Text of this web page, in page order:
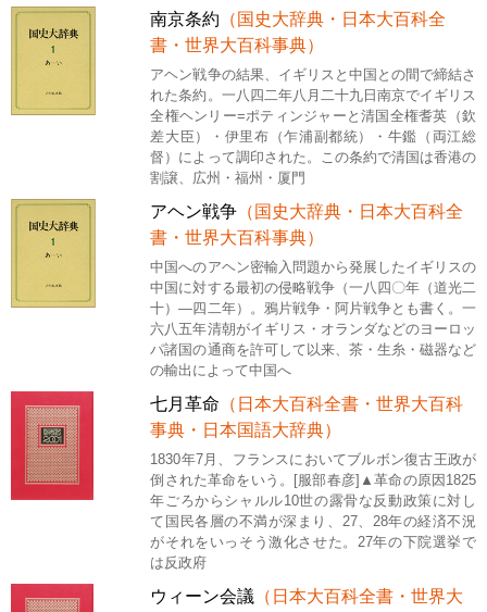
南京条約 （国史大辞典・日本大百科全
書・世界大百科事典）
アヘン戦争の結果、イギリスと中国との間で締結さ
れた条約。一八四二年八月二十九日南京でイギリス
全権ヘンリー=ポティンジャーと清国全権耆英（欽
差大臣）・伊里布（乍浦副都統）・牛鑑（両江総
督）によって調印された。この条約で清国は香港の
割譲、広州・福州・厦門
アヘン戦争 （国史大辞典・日本大百科全
書・世界大百科事典）
中国へのアヘン密輸入問題から発展したイギリスの
中国に対する最初の侵略戦争（一八四〇年（道光二
十）―四二年）。鴉片戦争・阿片戦争とも書く。一
六八五年清朝がイギリス・オランダなどのヨーロッ
パ諸国の通商を許可して以来、茶・生糸・磁器など
の輸出によって中国へ
七月革命 （日本大百科全書・世界大百科
事典・日本国語大辞典）
1830年7月、フランスにおいてブルボン復古王政が
倒された革命をいう。[服部春彦]▲革命の原因1825
年ごろからシャルル10世の露骨な反動政策に対し
て国民各層の不満が深まり、27、28年の経済不況
がそれをいっそう激化させた。27年の下院選挙で
は反政府
ウィーン会議 （日本大百科全書・世界大